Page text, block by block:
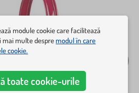
module cookie care facilitează
mai multe despremodul în care
cookie.
toate cookie-urile